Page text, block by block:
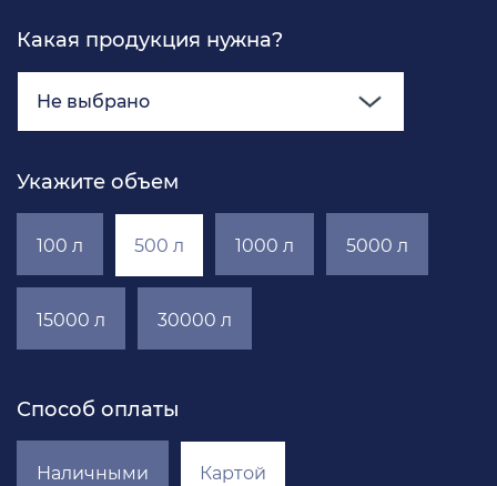
Какая продукция нужна?
Не выбрано
Укажите объем
100 л 500 л 1000 л 5000 л
15000 л 30000 л
Способ оплаты
Наличными Картой